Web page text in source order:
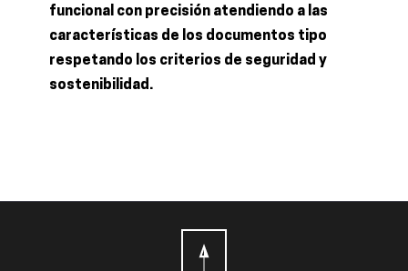
funcional con precisión atendiendo a las
características de los documentos tipo
respetando los criterios de seguridad y
sostenibilidad.